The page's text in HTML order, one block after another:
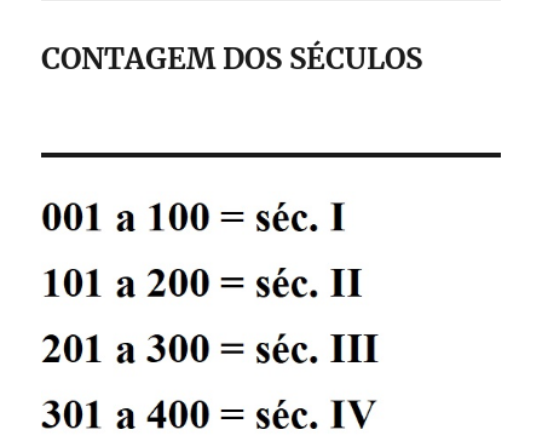
CONTAGEM DOS SÉCULOS